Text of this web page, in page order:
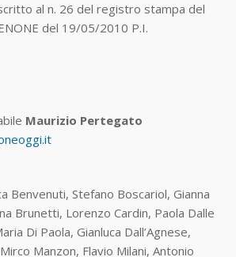
al n. 26 del registro stampa del
del 19/05/2010 P.I.
Maurizio Pertegato
Benvenuti, Stefano Boscariol, Gianna
Brunetti, Lorenzo Cardin, Paola Dalle
Di Paola, Gianluca Dall’Agnese,
Manzon, Flavio Milani, Antonio